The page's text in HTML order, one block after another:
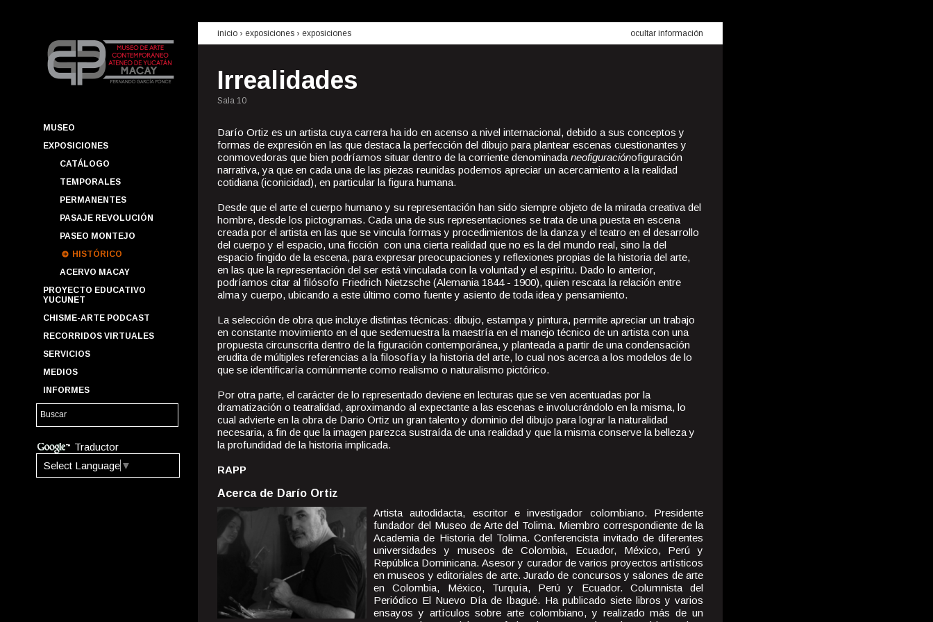
MUSEO
EXPOSICIONES
CATÁLOGO
TEMPORALES
PERMANENTES
PASAJE REVOLUCIÓN
PASEO MONTEJO
HISTÓRICO
ACERVO MACAY
PROYECTO EDUCATIVO
YUCUNET
CHISME-ARTE PODCAST
RECORRIDOS VIRTUALES
SERVICIOS
MEDIOS
INFORMES
Traductor
Select Language ▼
inicio › exposiciones › exposiciones ocultar información
Irrealidades
Sala 10
Darío Ortiz es un artista cuya carrera ha ido en acenso a nivel internacional, debido a sus conceptos y
formas de expresión en las que destaca la perfección del dibujo para plantear escenas cuestionantes y
conmovedoras que bien podríamos situar dentro de la corriente denominada neofiguraciónofiguración
narrativa, ya que en cada una de las piezas reunidas podemos apreciar un acercamiento a la realidad
cotidiana (iconicidad), en particular la figura humana.
Desde que el arte el cuerpo humano y su representación han sido siempre objeto de la mirada creativa del
hombre, desde los pictogramas. Cada una de sus representaciones se trata de una puesta en escena
creada por el artista en las que se vincula formas y procedimientos de la danza y el teatro en el desarrollo
del cuerpo y el espacio, una ficción con una cierta realidad que no es la del mundo real, sino la del
espacio fingido de la escena, para expresar preocupaciones y reflexiones propias de la historia del arte,
en las que la representación del ser está vinculada con la voluntad y el espíritu. Dado lo anterior,
podríamos citar al filósofo Friedrich Nietzsche (Alemania 1844 - 1900), quien rescata la relación entre
alma y cuerpo, ubicando a este último como fuente y asiento de toda idea y pensamiento.
La selección de obra que incluye distintas técnicas: dibujo, estampa y pintura, permite apreciar un trabajo
en constante movimiento en el que sedemuestra la maestría en el manejo técnico de un artista con una
propuesta circunscrita dentro de la figuración contemporánea, y planteada a partir de una condensación
erudita de múltiples referencias a la filosofía y la historia del arte, lo cual nos acerca a los modelos de lo
que se identificaría comúnmente como realismo o naturalismo pictórico.
Por otra parte, el carácter de lo representado deviene en lecturas que se ven acentuadas por la
dramatización o teatralidad, aproximando al expectante a las escenas e involucrándolo en la misma, lo
cual advierte en la obra de Dario Ortiz un gran talento y dominio del dibujo para lograr la naturalidad
necesaria, a fin de que la imagen parezca sustraída de una realidad y que la misma conserve la belleza y
la profundidad de la historia implicada.
RAPP
Acerca de Darío Ortiz
Artista autodidacta, escritor e investigador colombiano. Presidente
fundador del Museo de Arte del Tolima. Miembro correspondiente de la
Academia de Historia del Tolima. Conferencista invitado de diferentes
universidades y museos de Colombia, Ecuador, México, Perú y
República Dominicana. Asesor y curador de varios proyectos artísticos
en museos y editoriales de arte. Jurado de concursos y salones de arte
en Colombia, México, Turquía, Perú y Ecuador. Columnista del
Periódico El Nuevo Día de Ibagué. Ha publicado siete libros y varios
ensayos y artículos sobre arte colombiano, y realizado más de un